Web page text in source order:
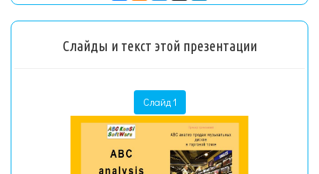
Слайды и текст этой презентации
Слайд 1